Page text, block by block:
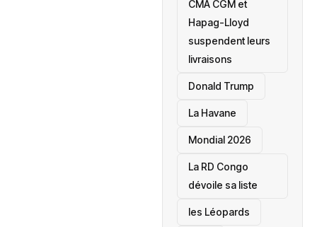
CMA CGM et
Hapag-Lloyd
suspendent leurs
livraisons
Donald Trump
La Havane
Mondial 2026
La RD Congo
dévoile sa liste
les Léopards